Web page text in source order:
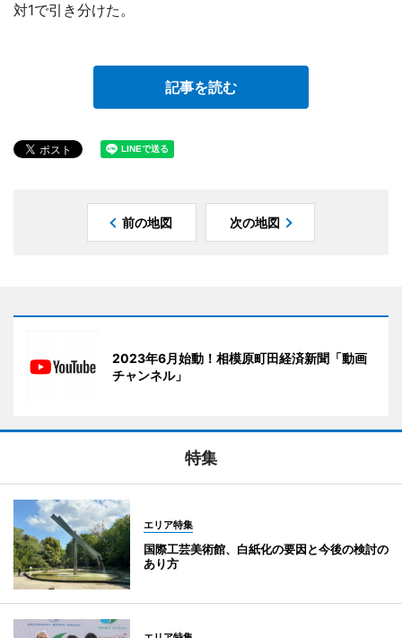
対1で引き分けた。
記事を読む
前の地図 次の地図
2023年6月始動！相模原町田経済新聞「動画
チャンネル」
特集
エリア特集
国際工芸美術館、白紙化の要因と今後の検討の
あり方